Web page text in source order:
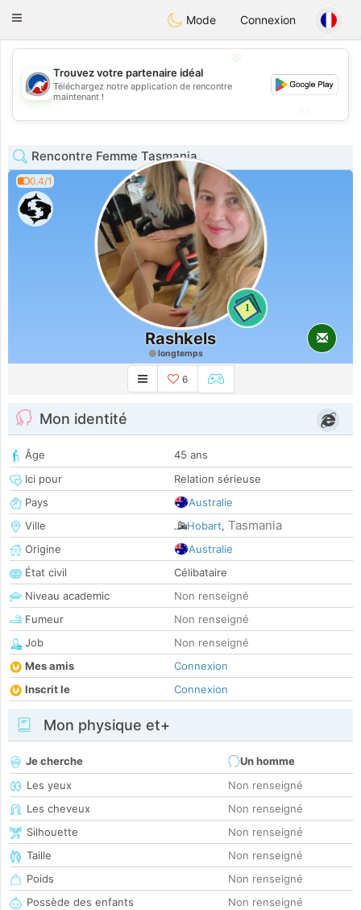
AustraliaChat
Toggle
Mode Connexion
💖
💕
Trouvez votre partenaire idéal
Téléchargez notre application de rencontre
maintenant !
Rencontre Femme Tasmania
0.4/1
1
Rashkels
longtemps
6
Mon identité
Âge
45 ans
Ici pour
Relation sérieuse
Pays
Australie
Ville
Hobart, Tasmania
Origine
Australie
État civil
Célibataire
Niveau academic
Non renseigné
Fumeur
Non renseigné
Job
Non renseigné
Mes amis
Connexion
Inscrit le
Connexion
Mon physique et+
Je cherche
Un homme
Les yeux
Non renseigné
Les cheveux
Non renseigné
Silhouette
Non renseigné
Taille
Non renseigné
Poids
Non renseigné
Possède des enfants
Non renseigné